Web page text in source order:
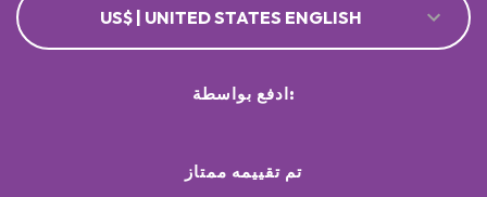
US$ | UNITED STATES ENGLISH
تم تقييمه ممتاز
ادفع بواسطة: